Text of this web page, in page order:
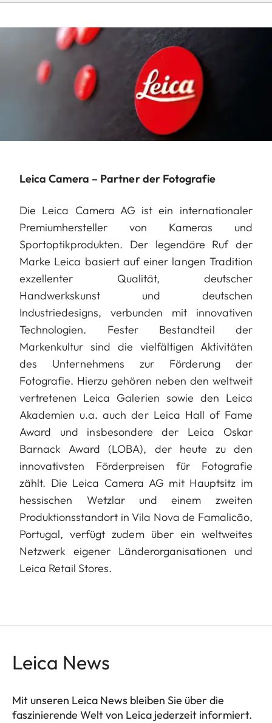
Leica Camera – Partner der Fotografie
Die Leica Camera AG ist ein internationaler
Premiumhersteller von Kameras und
Sportoptikprodukten. Der legendäre Ruf der
Marke Leica basiert auf einer langen Tradition
exzellenter Qualität, deutscher
Handwerkskunst und deutschen
Industriedesigns, verbunden mit innovativen
Technologien. Fester Bestandteil der
Markenkultur sind die vielfältigen Aktivitäten
des Unternehmens zur Förderung der
Fotografie. Hierzu gehören neben den weltweit
vertretenen Leica Galerien sowie den Leica
Akademien u.a. auch der Leica Hall of Fame
Award und insbesondere der Leica Oskar
Barnack Award (LOBA), der heute zu den
innovativsten Förderpreisen für Fotografie
zählt. Die Leica Camera AG mit Hauptsitz im
hessischen Wetzlar und einem zweiten
Produktionsstandort in Vila Nova de Famalicão,
Portugal, verfügt zudem über ein weltweites
Netzwerk eigener Länderorganisationen und
Leica Retail Stores.
Leica News
Mit unseren Leica News bleiben Sie über die
faszinierende Welt von Leica jederzeit informiert.